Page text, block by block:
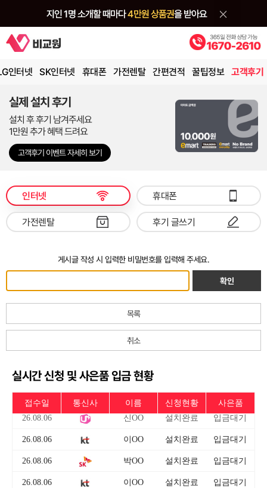
인터넷 SK인터넷 휴대폰 가전렌탈 간편견적 꿀팁정보 고객후기
실제 설치 후기
설치 후 후기 남겨주세요
1만원 추가 혜택 드려요
고객후기 이벤트 자세히 보기
인터넷 휴대폰
가전렌탈 후기 글쓰기
게시글 작성 시 입력한 비밀번호를 입력해 주세요.
확인
목록
취소
실시간 신청 및 사은품 입금 현황